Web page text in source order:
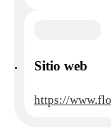
Sitio web
https://